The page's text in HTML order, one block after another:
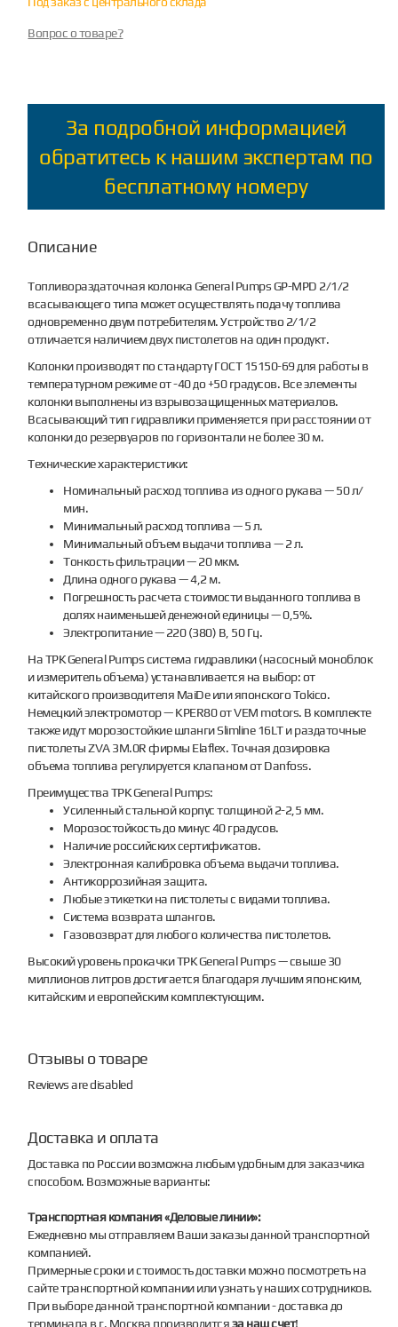
Вопрос о товаре?
За подробной информацией
обратитесь к нашим экспертам по
бесплатному номеру
Описание
Топливораздаточная колонка General Pumps GP-MPD 2/1/2
всасывающего типа может осуществлять подачу топлива
одновременно двум потребителям. Устройство 2/1/2
отличается наличием двух пистолетов на один продукт.
Колонки производят по стандарту ГОСТ 15150-69 для работы в
температурном режиме от -40 до +50 градусов. Все элементы
колонки выполнены из взрывозащищенных материалов.
Всасывающий тип гидравлики применяется при расстоянии от
колонки до резервуаров по горизонтали не более 30 м.
Технические характеристики:
Номинальный расход топлива из одного рукава — 50 л/
мин.
Минимальный расход топлива — 5 л.
Минимальный объем выдачи топлива — 2 л.
Тонкость фильтрации — 20 мкм.
Длина одного рукава — 4,2 м.
Погрешность расчета стоимости выданного топлива в
долях наименьшей денежной единицы — 0,5%.
Электропитание — 220 (380) В, 50 Гц.
На ТРК General Pumps система гидравлики (насосный моноблок
и измеритель объема) устанавливается на выбор: от
китайского производителя MaiDe или японского Tokico.
Немецкий электромотор — KPER80 от VEM motors. В комплекте
также идут морозостойкие шланги Slimline 16LT и раздаточные
пистолеты ZVA 3M.0R фирмы Elaflex. Точная дозировка
объема топлива регулируется клапаном от Danfoss.
Преимущества ТРК General Pumps:
Усиленный стальной корпус толщиной 2-2,5 мм.
Морозостойкость до минус 40 градусов.
Наличие российских сертификатов.
Электронная калибровка объема выдачи топлива.
Антикоррозийная защита.
Любые этикетки на пистолеты с видами топлива.
Система возврата шлангов.
Газовозврат для любого количества пистолетов.
Высокий уровень прокачки ТРК General Pumps — свыше 30
миллионов литров достигается благодаря лучшим японским,
китайским и европейским комплектующим.
Отзывы о товаре
Reviews are disabled
Доставка и оплата
Доставка по России возможна любым удобным для заказчика
способом. Возможные варианты:
Транспортная компания «Деловые линии»:
Ежедневно мы отправляем Ваши заказы данной транспортной
компанией.
Примерные сроки и стоимость доставки можно посмотреть на
сайте транспортной компании или узнать у наших сотрудников.
При выборе данной транспортной компании - доставка до
терминала в г. Москва производитсяза наш счет!